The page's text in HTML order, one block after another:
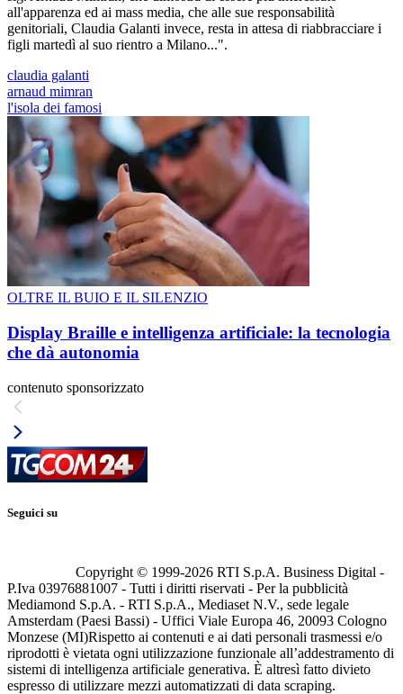
all'apparenza ed ai mass media, che alle sue responsabilità
genitoriali, Claudia Galanti invece, resta in attesa di riabbracciare i
figli martedì al suo rientro a Milano...".
claudia galanti
arnaud mimran
l'isola dei famosi
OLTRE IL BUIO E IL SILENZIO
Display Braille e intelligenza artificiale: la tecnologia
che dà autonomia
contenuto sponsorizzato
Seguici su
Copyright © 1999-2026 RTI S.p.A. Business Digital -
P.Iva 03976881007 - Tutti i diritti riservati - Per la pubblicità
Mediamond S.p.A. - RTI S.p.A., Mediaset N.V., sede legale
Amsterdam (Paesi Bassi) - Uffici Viale Europa 46, 20093 Cologno
Monzese (MI)Rispetto ai contenuti e ai dati personali trasmessi e/o
riprodotti è vietata ogni utilizzazione funzionale all’addestramento di
sistemi di intelligenza artificiale generativa. È altresì fatto divieto
espresso di utilizzare mezzi automatizzati di data scraping.